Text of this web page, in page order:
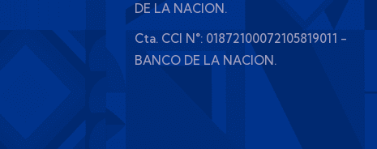
DE LA NACION.
Cta. CCI N°: 01872100072105819011 -
BANCO DE LA NACION.